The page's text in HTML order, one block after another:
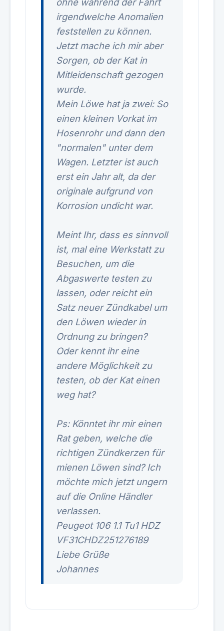
irgendwelche Anomalien
feststellen zu können.
Jetzt mache ich mir aber
Sorgen, ob der Kat in
Mitleidenschaft gezogen
wurde.
Mein Löwe hat ja zwei: So
einen kleinen Vorkat im
Hosenrohr und dann den
"normalen" unter dem
Wagen. Letzter ist auch
erst ein Jahr alt, da der
originale aufgrund von
Korrosion undicht war.
Meint Ihr, dass es sinnvoll
ist, mal eine Werkstatt zu
Besuchen, um die
Abgaswerte testen zu
lassen, oder reicht ein
Satz neuer Zündkabel um
den Löwen wieder in
Ordnung zu bringen?
Oder kennt ihr eine
andere Möglichkeit zu
testen, ob der Kat einen
weg hat?
Ps: Könntet ihr mir einen
Rat geben, welche die
richtigen Zündkerzen für
mienen Löwen sind? Ich
möchte mich jetzt ungern
auf die Online Händler
verlassen.
Peugeot 106 1.1 Tu1 HDZ
VF31CHDZ251276189
Liebe Grüße
Johannes